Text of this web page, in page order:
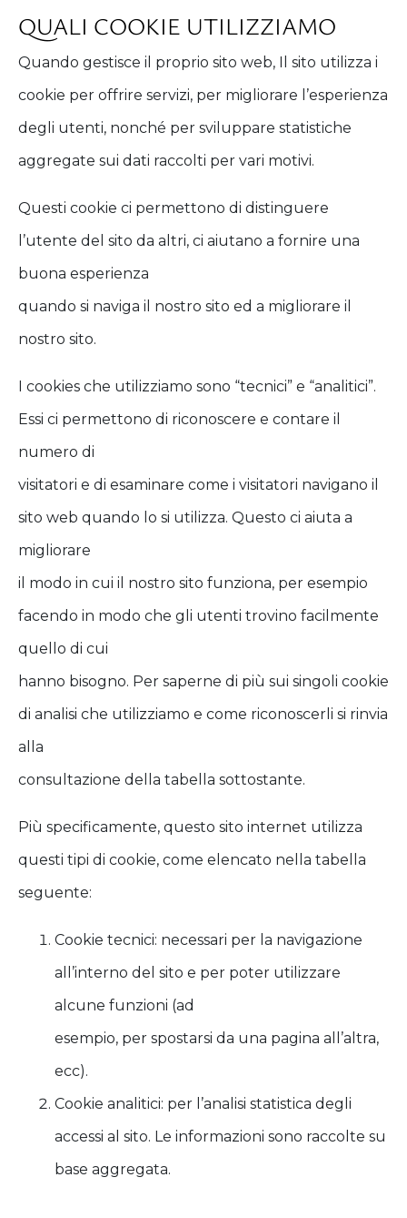
QUALI COOKIE UTILIZZIAMO
Quando gestisce il proprio sito web, Il sito utilizza i
cookie per offrire servizi, per migliorare l’esperienza
degli utenti, nonché per sviluppare statistiche
aggregate sui dati raccolti per vari motivi.
Questi cookie ci permettono di distinguere
l’utente del sito da altri, ci aiutano a fornire una
buona esperienza
quando si naviga il nostro sito ed a migliorare il
nostro sito.
I cookies che utilizziamo sono “tecnici” e “analitici”.
Essi ci permettono di riconoscere e contare il
numero di
visitatori e di esaminare come i visitatori navigano il
sito web quando lo si utilizza. Questo ci aiuta a
migliorare
il modo in cui il nostro sito funziona, per esempio
facendo in modo che gli utenti trovino facilmente
quello di cui
hanno bisogno. Per saperne di più sui singoli cookie
di analisi che utilizziamo e come riconoscerli si rinvia
alla
consultazione della tabella sottostante.
Più specificamente, questo sito internet utilizza
questi tipi di cookie, come elencato nella tabella
seguente:
Cookie tecnici: necessari per la navigazione
all’interno del sito e per poter utilizzare
alcune funzioni (ad
esempio, per spostarsi da una pagina all’altra,
ecc).
Cookie analitici: per l’analisi statistica degli
accessi al sito. Le informazioni sono raccolte su
base aggregata.